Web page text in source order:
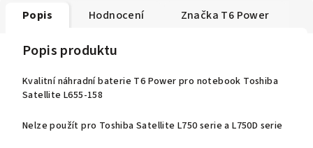
Popis Hodnocení Značka T6 Power
Popis produktu
Kvalitní náhradní baterie T6 Power pro notebook Toshiba
Satellite L655-158
Nelze použít pro Toshiba Satellite L750 serie a L750D serie